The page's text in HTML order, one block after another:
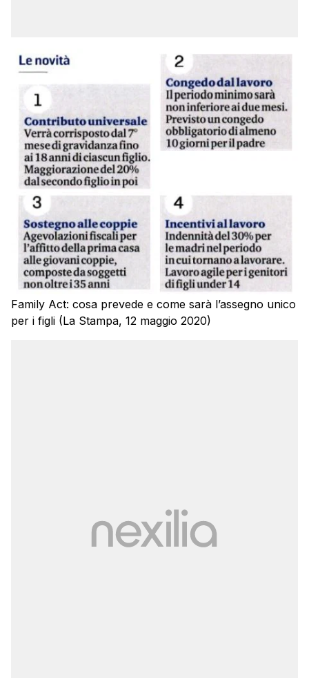
Family Act: cosa prevede e come sarà l’assegno unico
per i figli (La Stampa, 12 maggio 2020)